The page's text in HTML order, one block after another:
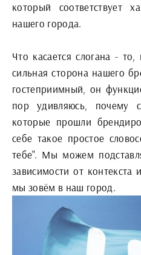
который соответствует
нашего города.
Что касается слогана -
сильная сторона нашего
гостеприимный, он
пор удивляюсь, почему
которые прошли
себе такое простое
тебе". Мы можем
зависимости от
мы зовём в наш город.